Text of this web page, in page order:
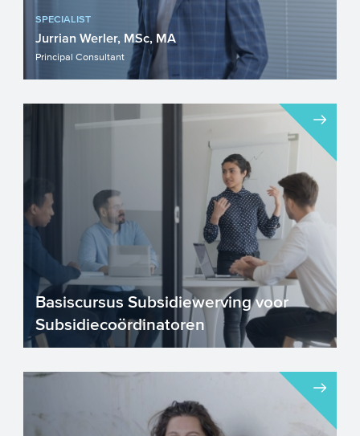
SPECIALIST
Jurrian Werler, MSc, MA
Principal Consultant
Basiscursus Subsidiewerving voor
Subsidiecoördinatoren
Bent u werkzaam of wilt u aan de slag als
gemeentelijk subsidiecoördinator? Dan is
de Basiscursus S...